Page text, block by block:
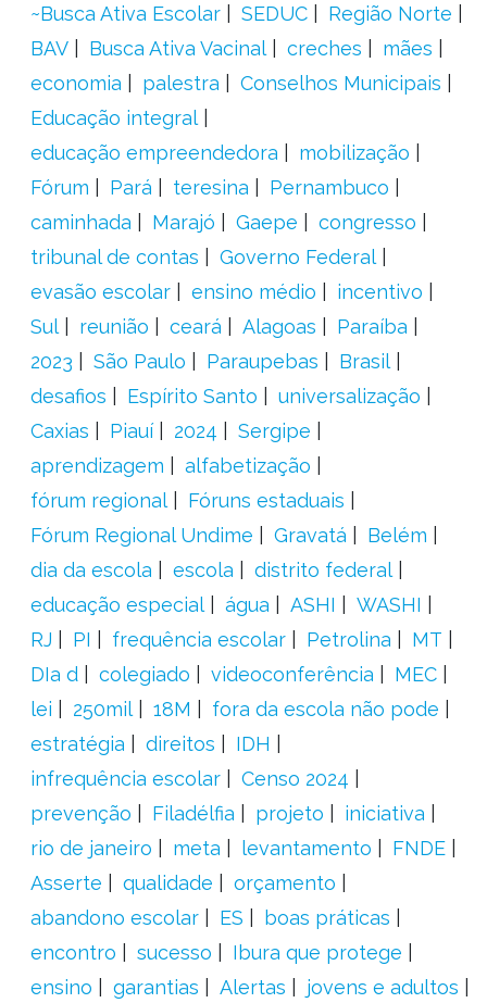
~Busca Ativa Escolar
SEDUC
Região Norte
BAV
Busca Ativa Vacinal creches
mães
economia
palestra
Conselhos Municipais
Educação integral
educação empreendedora
mobilização
Fórum
Pará teresina
Pernambuco
caminhada
Marajó Gaepe
congresso
tribunal de contas
Governo Federal
evasão escolar
ensino médio
incentivo
Sul
reunião ceará Alagoas
Paraíba
2023
São Paulo Paraupebas
Brasil
desafios
Espírito Santo
universalização
Caxias
Piauí 2024
Sergipe
aprendizagem
alfabetização
fórum regional
Fóruns estaduais
Fórum Regional Undime
Gravatá
Belém
dia da escola
escola
distrito federal
educação especial
água ASHI
WASHI
RJ
PI frequência escolar Petrolina
MT
DIa d
colegiado videoconferência
MEC
lei
250mil 18M
fora da escola não pode
estratégia
direitos
IDH
infrequência escolar
Censo 2024
prevenção
Filadélfia projeto
iniciativa
rio de janeiro
meta levantamento
FNDE
Asserte
qualidade
orçamento
abandono escolar
ES
boas práticas
encontro
sucesso
Ibura que protege
ensino
garantias Alertas
jovens e adultos